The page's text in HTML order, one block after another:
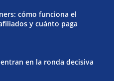
cómo funciona el
y cuánto paga
en la ronda decisiva